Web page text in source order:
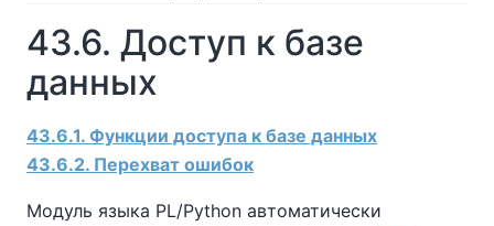
43.6. Доступ к базе
данных
43.6.1. Функции доступа к базе данных
43.6.2. Перехват ошибок
Модуль языка PL/Python автоматически